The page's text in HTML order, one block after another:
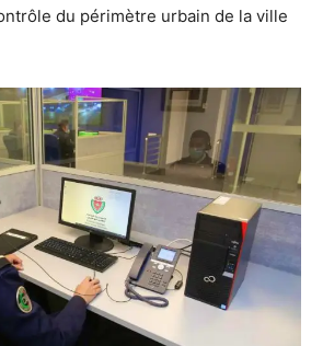
du périmètre urbain de la ville